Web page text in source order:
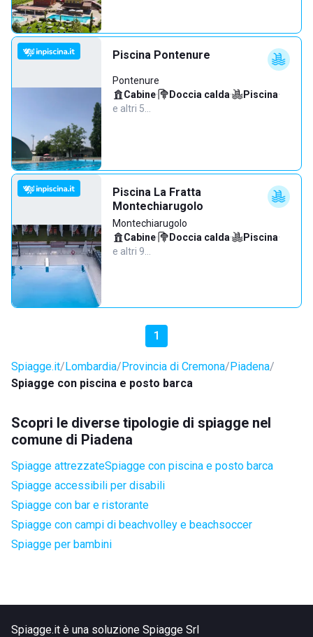
Piscina Pontenure
Pontenure
Cabine· Doccia calda· Piscina·
e altri 5…
Piscina La Fratta
Montechiarugolo
Montechiarugolo
Cabine· Doccia calda· Piscina·
e altri 9…
1
Spiagge.it Lombardia Provincia di Cremona Piadena
Spiagge con piscina e posto barca
Scopri le diverse tipologie di spiagge nel
comune di Piadena
Spiagge attrezzateSpiagge con piscina e posto barca
Spiagge accessibili per disabili
Spiagge con bar e ristorante
Spiagge con campi di beachvolley e beachsoccer
Spiagge per bambini
Spiagge.it è una soluzione Spiagge Srl